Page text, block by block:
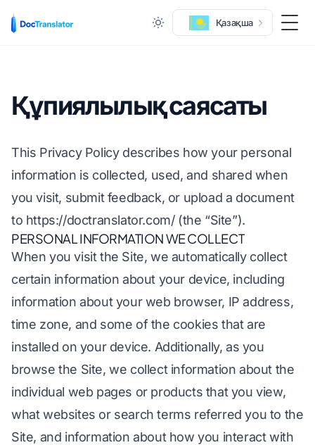
Қазақша
Құпиялылық саясаты
This Privacy Policy describes how your personal
information is collected, used, and shared when
you visit, submit feedback, or upload a document
to https://doctranslator.com/(the “Site”).
PERSONAL INFORMATION WE COLLECT
When you visit the Site, we automatically collect
certain information about your device, including
information about your web browser, IP address,
time zone, and some of the cookies that are
installed on your device. Additionally, as you
browse the Site, we collect information about the
individual web pages or products that you view,
what websites or search terms referred you to the
Site, and information about how you interact with